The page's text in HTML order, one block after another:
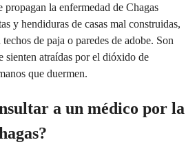
la enfermedad de Chagas
y hendiduras de casas mal construidas,
de paja o paredes de adobe. Son
sienten atraídas por el dióxido de
que duermen.
a un médico por la